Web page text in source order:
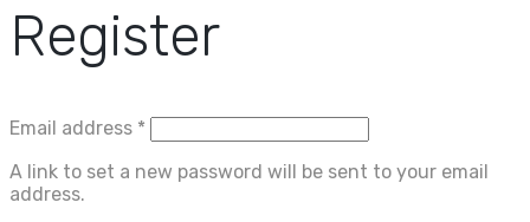
Register
Email address *
A link to set a new password will be sent to your email
address.